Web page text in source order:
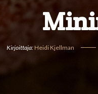
Kirjoittaja:Heidi Kjellman